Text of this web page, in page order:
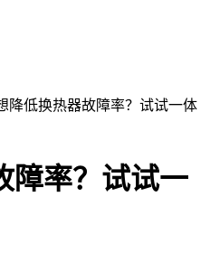
降低换热器故障率？试试一体
障率？试试一